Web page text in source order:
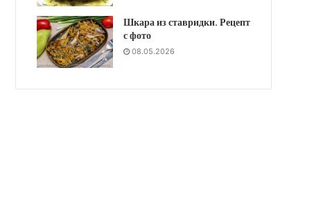
Шкара из ставридки. Рецепт
с фото
08.05.2026